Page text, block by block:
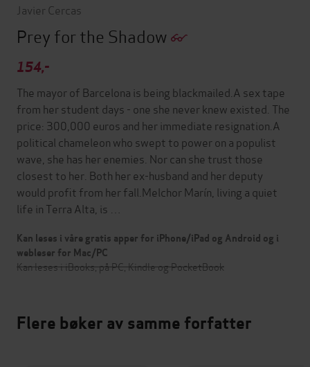
Javier Cercas
Prey for the Shadow
154,-
The mayor of Barcelona is being blackmailed.A sex tape
from her student days - one she never knew existed. The
price: 300,000 euros and her immediate resignation.A
political chameleon who swept to power on a populist
wave, she has her enemies. Nor can she trust those
closest to her. Both her ex-husband and her deputy
would profit from her fall.Melchor Marín, living a quiet
life in Terra Alta, is …
Kan leses i våre gratis apper for iPhone/iPad og Android og i
webleser for Mac/PC
Kan leses i iBooks, på PC, Kindle og PocketBook
Flere bøker av samme forfatter